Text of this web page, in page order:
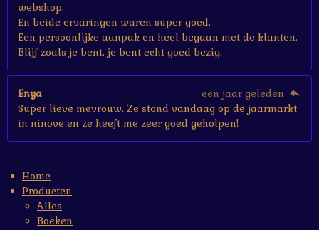
webshop.
En beide ervaringen waren super goed.
Een persoonlijke aanpak en heel begaan met de klanten.
Blijf zoals je bent, je bent echt goed bezig.
Enya
een jaar geleden
Super lieve mevrouw. Ze stond vandaag op de jaarmarkt
in ninove en ze heeft me zeer goed geholpen!
Home
Producten
Alles
Boeken